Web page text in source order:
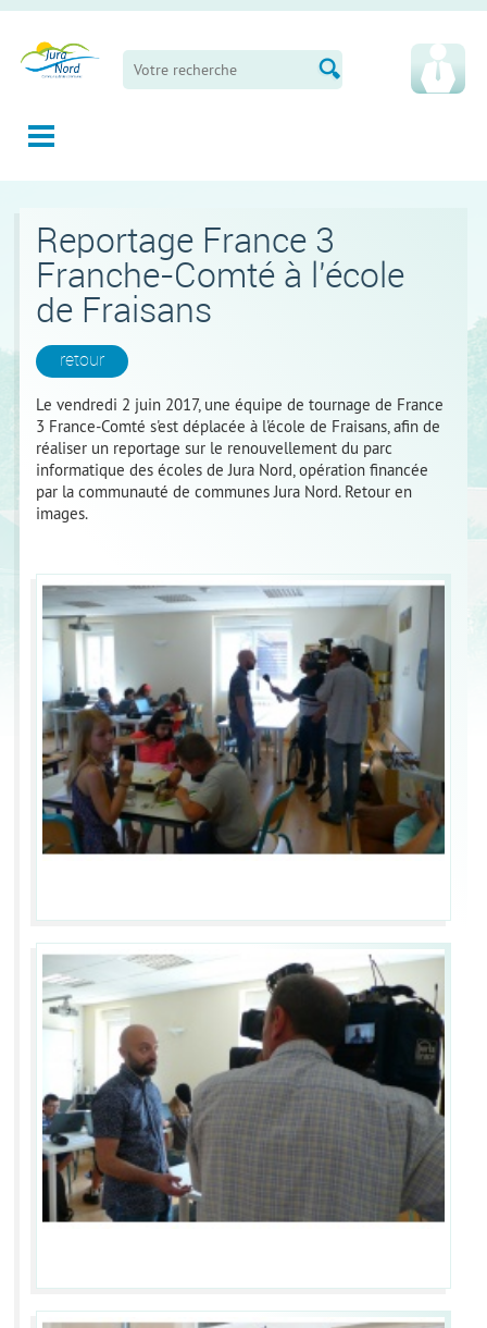
Reportage France 3
Franche-Comté à l'école
de Fraisans
retour
Le vendredi 2 juin 2017, une équipe de tournage de France
3 France-Comté s'est déplacée à l'école de Fraisans, afin de
réaliser un reportage sur le renouvellement du parc
informatique des écoles de Jura Nord, opération financée
par la communauté de communes Jura Nord. Retour en
images.
Panneau de gestion des cookies